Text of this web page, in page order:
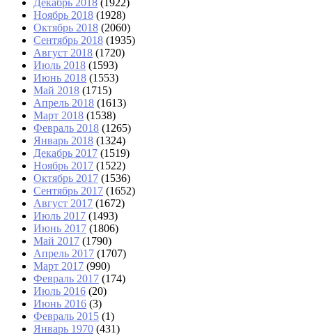
Декабрь 2018 (1922)
Ноябрь 2018 (1928)
Октябрь 2018 (2060)
Сентябрь 2018 (1935)
Август 2018 (1720)
Июль 2018 (1593)
Июнь 2018 (1553)
Май 2018 (1715)
Апрель 2018 (1613)
Март 2018 (1538)
Февраль 2018 (1265)
Январь 2018 (1324)
Декабрь 2017 (1519)
Ноябрь 2017 (1522)
Октябрь 2017 (1536)
Сентябрь 2017 (1652)
Август 2017 (1672)
Июль 2017 (1493)
Июнь 2017 (1806)
Май 2017 (1790)
Апрель 2017 (1707)
Март 2017 (990)
Февраль 2017 (174)
Июль 2016 (20)
Июнь 2016 (3)
Февраль 2015 (1)
Январь 1970 (431)